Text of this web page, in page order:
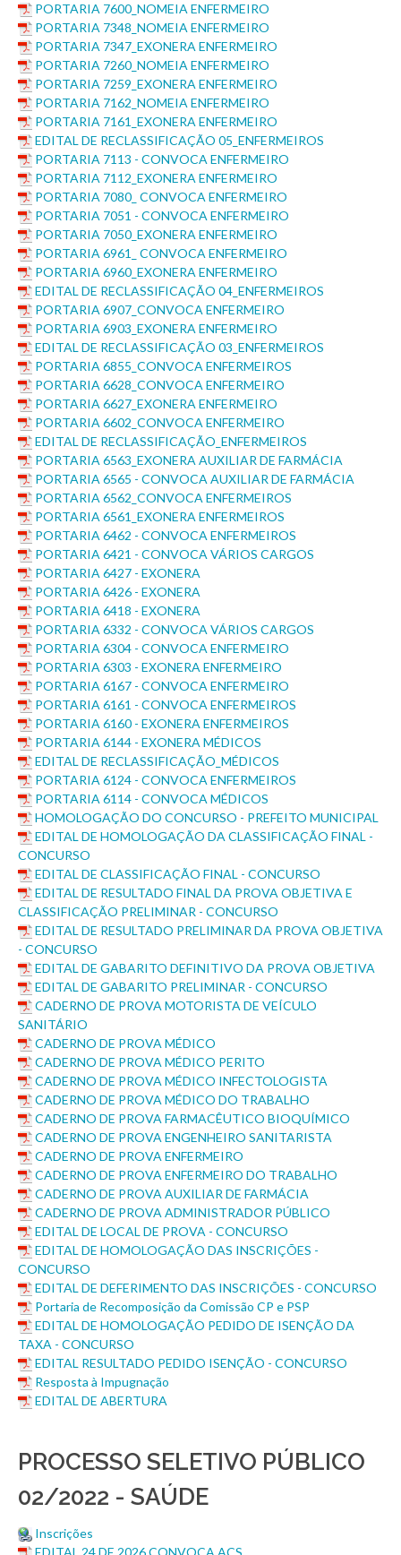
PORTARIA 7600_NOMEIA ENFERMEIRO
PORTARIA 7348_NOMEIA ENFERMEIRO
PORTARIA 7347_EXONERA ENFERMEIRO
PORTARIA 7260_NOMEIA ENFERMEIRO
PORTARIA 7259_EXONERA ENFERMEIRO
PORTARIA 7162_NOMEIA ENFERMEIRO
PORTARIA 7161_EXONERA ENFERMEIRO
EDITAL DE RECLASSIFICAÇÃO 05_ENFERMEIROS
PORTARIA 7113 - CONVOCA ENFERMEIRO
PORTARIA 7112_EXONERA ENFERMEIRO
PORTARIA 7080_ CONVOCA ENFERMEIRO
PORTARIA 7051 - CONVOCA ENFERMEIRO
PORTARIA 7050_EXONERA ENFERMEIRO
PORTARIA 6961_ CONVOCA ENFERMEIRO
PORTARIA 6960_EXONERA ENFERMEIRO
EDITAL DE RECLASSIFICAÇÃO 04_ENFERMEIROS
PORTARIA 6907_CONVOCA ENFERMEIRO
PORTARIA 6903_EXONERA ENFERMEIRO
EDITAL DE RECLASSIFICAÇÃO 03_ENFERMEIROS
PORTARIA 6855_CONVOCA ENFERMEIROS
PORTARIA 6628_CONVOCA ENFERMEIRO
PORTARIA 6627_EXONERA ENFERMEIRO
PORTARIA 6602_CONVOCA ENFERMEIRO
EDITAL DE RECLASSIFICAÇÃO_ENFERMEIROS
PORTARIA 6563_EXONERA AUXILIAR DE FARMÁCIA
PORTARIA 6565 - CONVOCA AUXILIAR DE FARMÁCIA
PORTARIA 6562_CONVOCA ENFERMEIROS
PORTARIA 6561_EXONERA ENFERMEIROS
PORTARIA 6462 - CONVOCA ENFERMEIROS
PORTARIA 6421 - CONVOCA VÁRIOS CARGOS
PORTARIA 6427 - EXONERA
PORTARIA 6426 - EXONERA
PORTARIA 6418 - EXONERA
PORTARIA 6332 - CONVOCA VÁRIOS CARGOS
PORTARIA 6304 - CONVOCA ENFERMEIRO
PORTARIA 6303 - EXONERA ENFERMEIRO
PORTARIA 6167 - CONVOCA ENFERMEIRO
PORTARIA 6161 - CONVOCA ENFERMEIROS
PORTARIA 6160 - EXONERA ENFERMEIROS
PORTARIA 6144 - EXONERA MÉDICOS
EDITAL DE RECLASSIFICAÇÃO_MÉDICOS
PORTARIA 6124 - CONVOCA ENFERMEIROS
PORTARIA 6114 - CONVOCA MÉDICOS
HOMOLOGAÇÃO DO CONCURSO - PREFEITO MUNICIPAL
EDITAL DE HOMOLOGAÇÃO DA CLASSIFICAÇÃO FINAL -
CONCURSO
EDITAL DE CLASSIFICAÇÃO FINAL - CONCURSO
EDITAL DE RESULTADO FINAL DA PROVA OBJETIVA E
CLASSIFICAÇÃO PRELIMINAR - CONCURSO
EDITAL DE RESULTADO PRELIMINAR DA PROVA OBJETIVA
- CONCURSO
EDITAL DE GABARITO DEFINITIVO DA PROVA OBJETIVA
EDITAL DE GABARITO PRELIMINAR - CONCURSO
CADERNO DE PROVA MOTORISTA DE VEÍCULO
SANITÁRIO
CADERNO DE PROVA MÉDICO
CADERNO DE PROVA MÉDICO PERITO
CADERNO DE PROVA MÉDICO INFECTOLOGISTA
CADERNO DE PROVA MÉDICO DO TRABALHO
CADERNO DE PROVA FARMACÊUTICO BIOQUÍMICO
CADERNO DE PROVA ENGENHEIRO SANITARISTA
CADERNO DE PROVA ENFERMEIRO
CADERNO DE PROVA ENFERMEIRO DO TRABALHO
CADERNO DE PROVA AUXILIAR DE FARMÁCIA
CADERNO DE PROVA ADMINISTRADOR PÚBLICO
EDITAL DE LOCAL DE PROVA - CONCURSO
EDITAL DE HOMOLOGAÇÃO DAS INSCRIÇÕES -
CONCURSO
EDITAL DE DEFERIMENTO DAS INSCRIÇÕES - CONCURSO
Portaria de Recomposição da Comissão CP e PSP
EDITAL DE HOMOLOGAÇÃO PEDIDO DE ISENÇÃO DA
TAXA - CONCURSO
EDITAL RESULTADO PEDIDO ISENÇÃO - CONCURSO
Resposta à Impugnação
EDITAL DE ABERTURA
PROCESSO SELETIVO PÚBLICO
02/2022 - SAÚDE
Inscrições
EDITAL 24 DE 2026 CONVOCA ACS